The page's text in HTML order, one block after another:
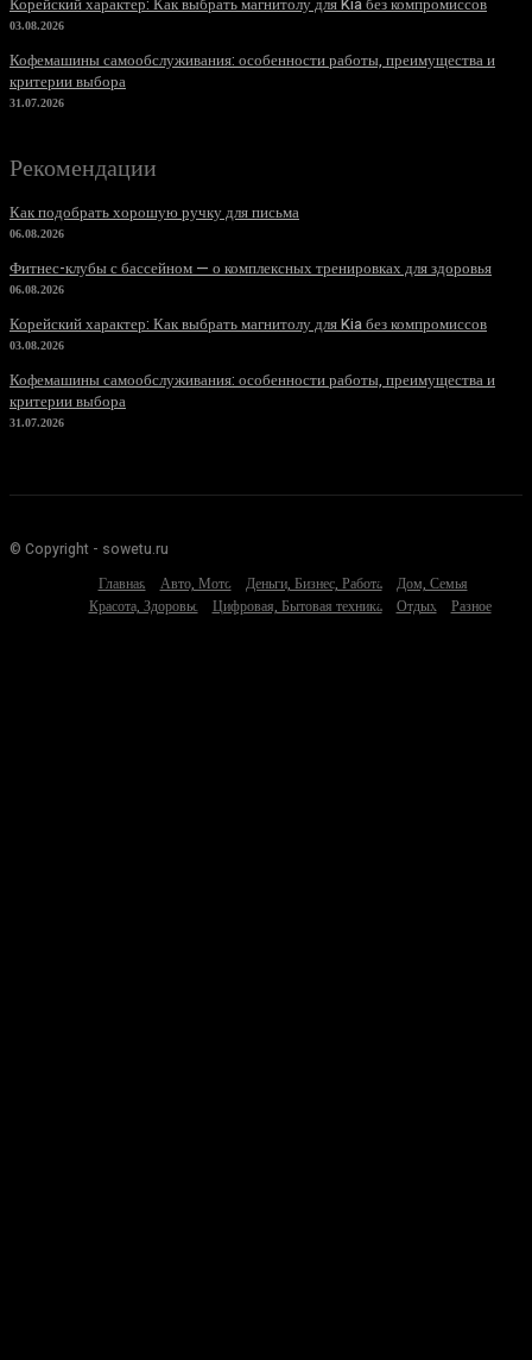
03.08.2026
Кофемашины самообслуживания: особенности работы, преимущества и
критерии выбора
31.07.2026
Рекомендации
Как подобрать хорошую ручку для письма
06.08.2026
Фитнес-клубы с бассейном — о комплексных тренировках для здоровья
06.08.2026
Корейский характер: Как выбрать магнитолу для Kia без компромиссов
03.08.2026
Кофемашины самообслуживания: особенности работы, преимущества и
критерии выбора
31.07.2026
© Copyright - sowetu.ru
Главная
Авто, Мото Деньги, Бизнес, Работа
Дом, Семья
Красота, Здоровье
Цифровая, Бытовая техника Отдых Разное